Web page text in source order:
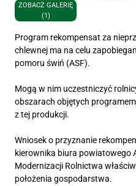
ZOBACZ GALERIĘ
(1)
Program rekompensat za
chlewnej ma na celu
pomoru świń (ASF).
Mogą w nim uczestniczyć
obszarach objętych
z tej produkcji.
Wniosek o przyznanie
kierownika biura powiatowego
Modernizacji Rolnictwa
położenia gospodarstwa.